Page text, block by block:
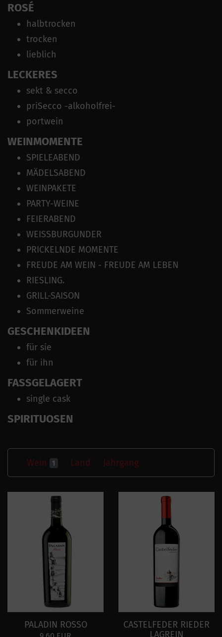
ROSÉ
halbtrocken
trocken
lieblich
LECKERES
sekt & secco
priSecco -alkoholfrei-
portwein
WEINMOMENTE
SPIELEABEND
MÄDELSABEND
WEINPAKETE
PARTY-WEINE
FEIERABEND
WEISSBURGUNDER
PRICKELNDE MOMENTE
FREUDE AM WEIN - FREUDE AM LEBEN
RIESLING.
GRILL-SAISON
Sommerweine
GESCHENKIDEEN
für sie
für ihn
FASSGELAGERT
single cask
SPIRITUOSEN
Wein 1 Land Jahrgang
PALADIN ROSSO
CASTELFEDER RIEDER
LAGREIN